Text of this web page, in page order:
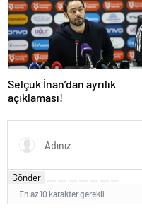
Selçuk İnan’dan ayrılık
açıklaması!
Gönder
En az 10 karakter gerekli